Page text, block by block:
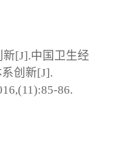
[J].中国卫生经
创新[J].
86.